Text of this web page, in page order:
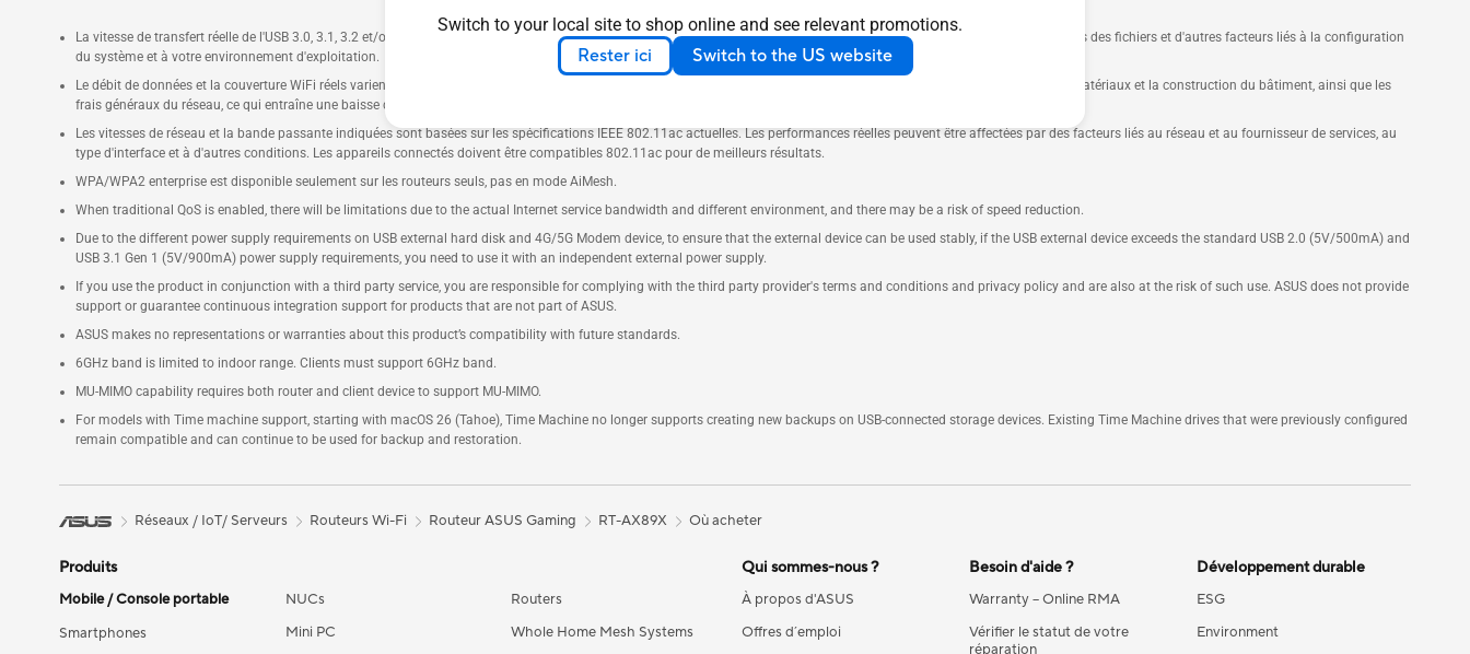
Switch to your local site to shop online and see relevant promotions.
Rester ici Switch to the US website
La vitesse de transfert réelle de l'USB 3.0, 3.1, 3.2 et/ou Type-C varie en fonction de nombreux facteurs, notamment la vitesse de traitement du périphérique hôte, les attributs des fichiers et d'autres facteurs liés à la configuration
du système et à votre environnement d'exploitation.
Le débit de données et la couverture WiFi réels varient en fonction des conditions du réseau et des facteurs environnementaux, notamment le volume du trafic réseau, les matériaux et la construction du bâtiment, ainsi que les
frais généraux du réseau, ce qui entraîne une baisse du débit de données et de la couverture sans fil réels.
Les vitesses de réseau et la bande passante indiquées sont basées sur les spécifications IEEE 802.11ac actuelles. Les performances réelles peuvent être affectées par des facteurs liés au réseau et au fournisseur de services, au
type d'interface et à d'autres conditions. Les appareils connectés doivent être compatibles 802.11ac pour de meilleurs résultats.
WPA/WPA2 enterprise est disponible seulement sur les routeurs seuls, pas en mode AiMesh.
When traditional QoS is enabled, there will be limitations due to the actual Internet service bandwidth and different environment, and there may be a risk of speed reduction.
Due to the different power supply requirements on USB external hard disk and 4G/5G Modem device, to ensure that the external device can be used stably, if the USB external device exceeds the standard USB 2.0 (5V/500mA) and
USB 3.1 Gen 1 (5V/900mA) power supply requirements, you need to use it with an independent external power supply.
If you use the product in conjunction with a third party service, you are responsible for complying with the third party provider's terms and conditions and privacy policy and are also at the risk of such use. ASUS does not provide
support or guarantee continuous integration support for products that are not part of ASUS.
ASUS makes no representations or warranties about this product’s compatibility with future standards.
6GHz band is limited to indoor range. Clients must support 6GHz band.
MU-MIMO capability requires both router and client device to support MU-MIMO.
For models with Time machine support, starting with macOS 26 (Tahoe), Time Machine no longer supports creating new backups on USB-connected storage devices. Existing Time Machine drives that were previously configured
remain compatible and can continue to be used for backup and restoration.
Réseaux / IoT/ Serveurs Routeurs Wi-Fi Routeur ASUS Gaming RT-AX89X Où acheter
Produits
Mobile / Console portable
Smartphones
NUCs
Mini PC
Routers
Whole Home Mesh Systems
Qui sommes-nous ?
À propos d'ASUS
Offres d´emploi
Besoin d'aide ?
Warranty – Online RMA
Vérifier le statut de votre
réparation
Développement durable
ESG
Environment